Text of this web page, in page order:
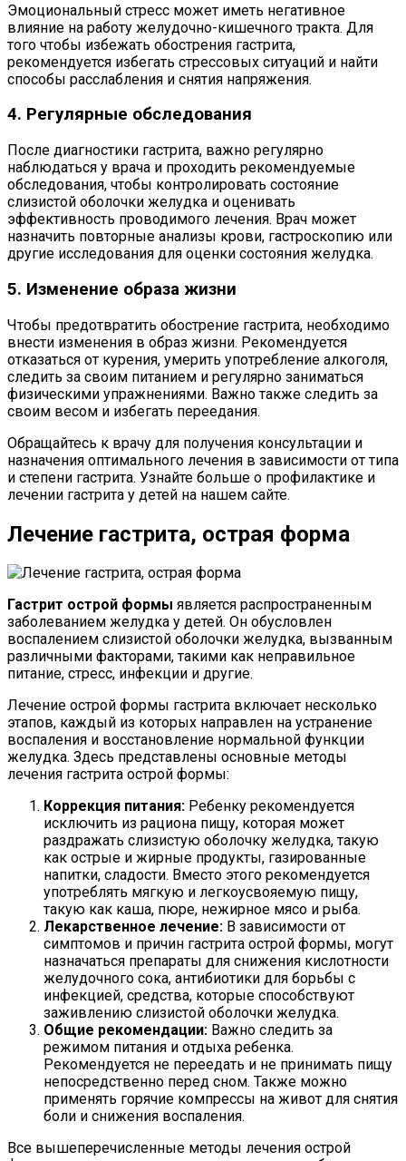
Эмоциональный стресс может иметь негативное
влияние на работу желудочно-кишечного тракта. Для
того чтобы избежать обострения гастрита,
рекомендуется избегать стрессовых ситуаций и найти
способы расслабления и снятия напряжения.
4. Регулярные обследования
После диагностики гастрита, важно регулярно
наблюдаться у врача и проходить рекомендуемые
обследования, чтобы контролировать состояние
слизистой оболочки желудка и оценивать
эффективность проводимого лечения. Врач может
назначить повторные анализы крови, гастроскопию или
другие исследования для оценки состояния желудка.
5. Изменение образа жизни
Чтобы предотвратить обострение гастрита, необходимо
внести изменения в образ жизни. Рекомендуется
отказаться от курения, умерить употребление алкоголя,
следить за своим питанием и регулярно заниматься
физическими упражнениями. Важно также следить за
своим весом и избегать переедания.
Обращайтесь к врачу для получения консультации и
назначения оптимального лечения в зависимости от типа
и степени гастрита. Узнайте больше о профилактике и
лечении гастрита у детей на нашем сайте.
Лечение гастрита, острая форма
Гастрит острой формы является распространенным
заболеванием желудка у детей. Он обусловлен
воспалением слизистой оболочки желудка, вызванным
различными факторами, такими как неправильное
питание, стресс, инфекции и другие.
Лечение острой формы гастрита включает несколько
этапов, каждый из которых направлен на устранение
воспаления и восстановление нормальной функции
желудка. Здесь представлены основные методы
лечения гастрита острой формы:
Коррекция питания: Ребенку рекомендуется
исключить из рациона пищу, которая может
раздражать слизистую оболочку желудка, такую
как острые и жирные продукты, газированные
напитки, сладости. Вместо этого рекомендуется
употреблять мягкую и легкоусвояемую пищу,
такую как каша, пюре, нежирное мясо и рыба.
Лекарственное лечение: В зависимости от
симптомов и причин гастрита острой формы, могут
назначаться препараты для снижения кислотности
желудочного сока, антибиотики для борьбы с
инфекцией, средства, которые способствуют
заживлению слизистой оболочки желудка.
Общие рекомендации: Важно следить за
режимом питания и отдыха ребенка.
Рекомендуется не переедать и не принимать пищу
непосредственно перед сном. Также можно
применять горячие компрессы на живот для снятия
боли и снижения воспаления.
Все вышеперечисленные методы лечения острой